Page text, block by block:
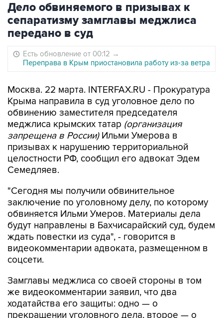
Дело обвиняемого в призывах к
сепаратизму замглавы меджлиса
передано в суд
Есть обновление от 00:12 →
Переправа в Крым приостановила работу из-за ветра
Москва. 22 марта. INTERFAX.RU - Прокуратура
Крыма направила в суд уголовное дело по
обвинению заместителя председателя
меджлиса крымских татар (организация
запрещена в России)Ильми Умерова в
призывах к нарушению территориальной
целостности РФ, сообщил его адвокат Эдем
Семедляев.
"Сегодня мы получили обвинительное
заключение по уголовному делу, по которому
обвиняется Ильми Умеров. Материалы дела
будут направлены в Бахчисарайский суд, будем
ждать повестки из суда", - говорится в
видеокомментарии адвоката, размещенном в
соцсети.
Замглавы меджлиса со своей стороны в том
же видеокомментарии заявил, что два
ходатайства его защиты: одно — о
прекращении уголовного дела, второе — о